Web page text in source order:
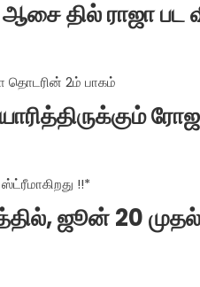
தில் ராஜா பட
ஜூன் 20 முதல்